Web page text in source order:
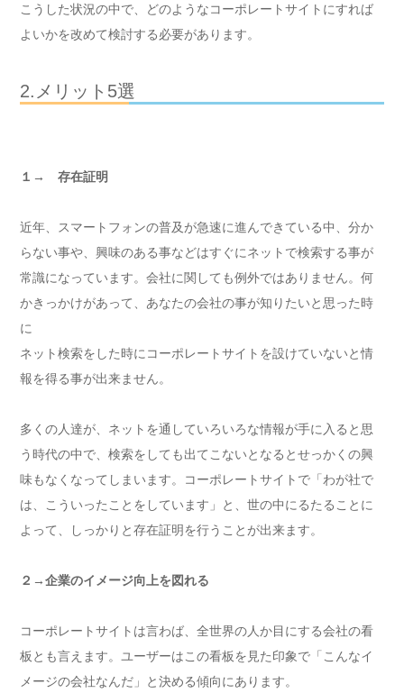
こうした状況の中で、どのようなコーポレートサイトにすれば
よいかを改めて検討する必要があります。
2.メリット5選
１→ 存在証明
近年、スマートフォンの普及が急速に進んできている中、分か
らない事や、興味のある事などはすぐにネットで検索する事が
常識になっています。会社に関しても例外ではありません。何
かきっかけがあって、あなたの会社の事が知りたいと思った時
に
ネット検索をした時にコーポレートサイトを設けていないと情
報を得る事が出来ません。
多くの人達が、ネットを通していろいろな情報が手に入ると思
う時代の中で、検索をしても出てこないとなるとせっかくの興
味もなくなってしまいます。コーポレートサイトで「わが社で
は、こういったことをしています」と、世の中にるたることに
よって、しっかりと存在証明を行うことが出来ます。
２→企業のイメージ向上を図れる
コーポレートサイトは言わば、全世界の人か目にする会社の看
板とも言えます。ユーザーはこの看板を見た印象で「こんなイ
メージの会社なんだ」と決める傾向にあります。